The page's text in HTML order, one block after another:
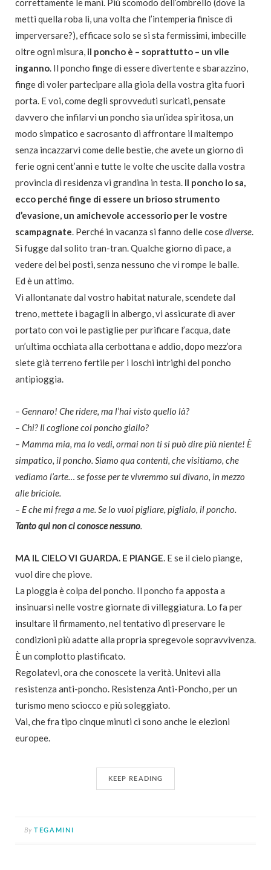
correttamente le mani. Più scomodo dell’ombrello (dove la
metti quella roba lì, una volta che l’intemperia finisce di
imperversare?), efficace solo se si sta fermissimi, imbecille
oltre ogni misura, il poncho è – soprattutto – un vile
inganno. Il poncho finge di essere divertente e sbarazzino,
finge di voler partecipare alla gioia della vostra gita fuori
porta. E voi, come degli sprovveduti suricati, pensate
davvero che infilarvi un poncho sia un’idea spiritosa, un
modo simpatico e sacrosanto di affrontare il maltempo
senza incazzarvi come delle bestie, che avete un giorno di
ferie ogni cent’anni e tutte le volte che uscite dalla vostra
provincia di residenza vi grandina in testa. Il poncho lo sa,
ecco perché finge di essere un brioso strumento
d’evasione, un amichevole accessorio per le vostre
scampagnate. Perché in vacanza si fanno delle cosediverse.
Si fugge dal solito tran-tran. Qualche giorno di pace, a
vedere dei bei posti, senza nessuno che vi rompe le balle.
Ed è un attimo.
Vi allontanate dal vostro habitat naturale, scendete dal
treno, mettete i bagagli in albergo, vi assicurate di aver
portato con voi le pastiglie per purificare l’acqua, date
un’ultima occhiata alla cerbottana e addio, dopo mezz’ora
siete già terreno fertile per i loschi intrighi del poncho
antipioggia.
– Gennaro! Che ridere, ma l’hai visto quello là?
– Chi? Il coglione col poncho giallo?
– Mamma mia, ma lo vedi, ormai non ti si può dire più niente! È
simpatico, il poncho. Siamo qua contenti, che visitiamo, che
vediamo l’arte… se fosse per te vivremmo sul divano, in mezzo
alle briciole.
– E che mi frega a me. Se lo vuoi pigliare, piglialo, il poncho.
Tanto qui non ci conosce nessuno.
MA IL CIELO VI GUARDA. E PIANGE. E se il cielo piange,
vuol dire che piove.
La pioggia è colpa del poncho. Il poncho fa apposta a
insinuarsi nelle vostre giornate di villeggiatura. Lo fa per
insultare il firmamento, nel tentativo di preservare le
condizioni più adatte alla propria spregevole sopravvivenza.
È un complotto plastificato.
Regolatevi, ora che conoscete la verità. Unitevi alla
resistenza anti-poncho. Resistenza Anti-Poncho, per un
turismo meno sciocco e più soleggiato.
Vai, che fra tipo cinque minuti ci sono anche le elezioni
europee.
KEEP READING
By TEGAMINI